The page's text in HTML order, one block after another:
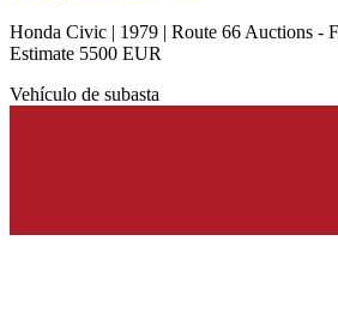
Honda Civic | 1979 | Route 66 Auctions -
Estimate 5500 EUR
Vehículo de subasta